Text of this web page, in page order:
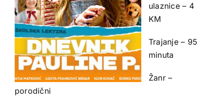
ulaznice – 4
KM
Trajanje – 95
minuta
Žanr –
porodični